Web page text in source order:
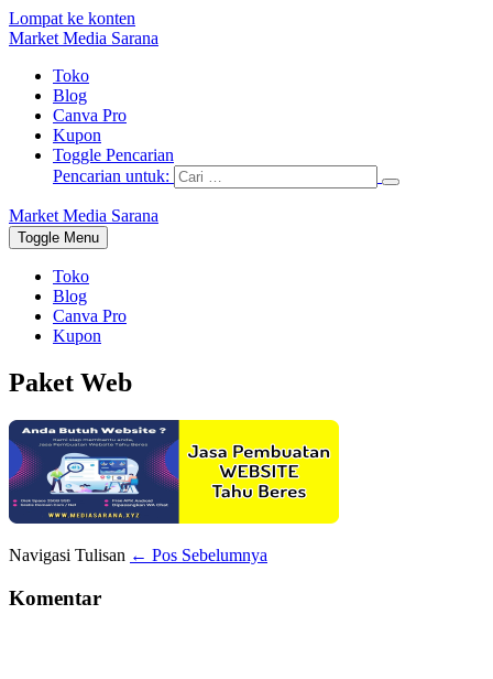
Lompat ke konten
Market Media Sarana
Toko
Blog
Canva Pro
Kupon
Toggle Pencarian
Pencarian untuk:
Market Media Sarana
Toggle Menu
Toko
Blog
Canva Pro
Kupon
Paket Web
Navigasi Tulisan ← Pos Sebelumnya
Komentar